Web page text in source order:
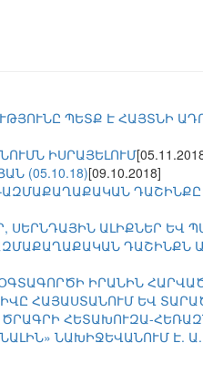
ՊԵՏՔ Է ՀԱՅՏՆԻ
ԻՍՐԱՅԵԼՈՒՄ
(05.10.18)[09.10.2018]
ԴԱՇԻՆՔԸ
ՍԵՐՆԴԱՅԻՆ ԱԼԻՔՆԵՐ ԵՎ
ԴԱՇԻՆՔՆ
ԻՐԱՆԻՆ
ՀԱՅԱՍՏԱՆՈՒՄ ԵՎ
ՀԵՏԱԽՈՒԶԱ-
ՆԱԽԻՋԵՎԱՆՈՒՄ Է.